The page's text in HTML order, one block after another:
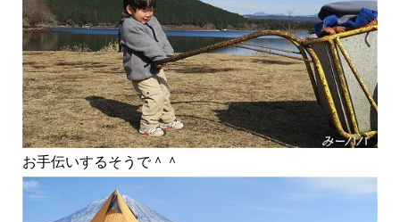
お手伝いするそうで＾＾